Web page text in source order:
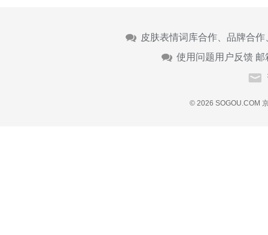
皮肤表情词库合作、品牌合
使用问题用户反馈 邮
© 2026 SOGOU.COM